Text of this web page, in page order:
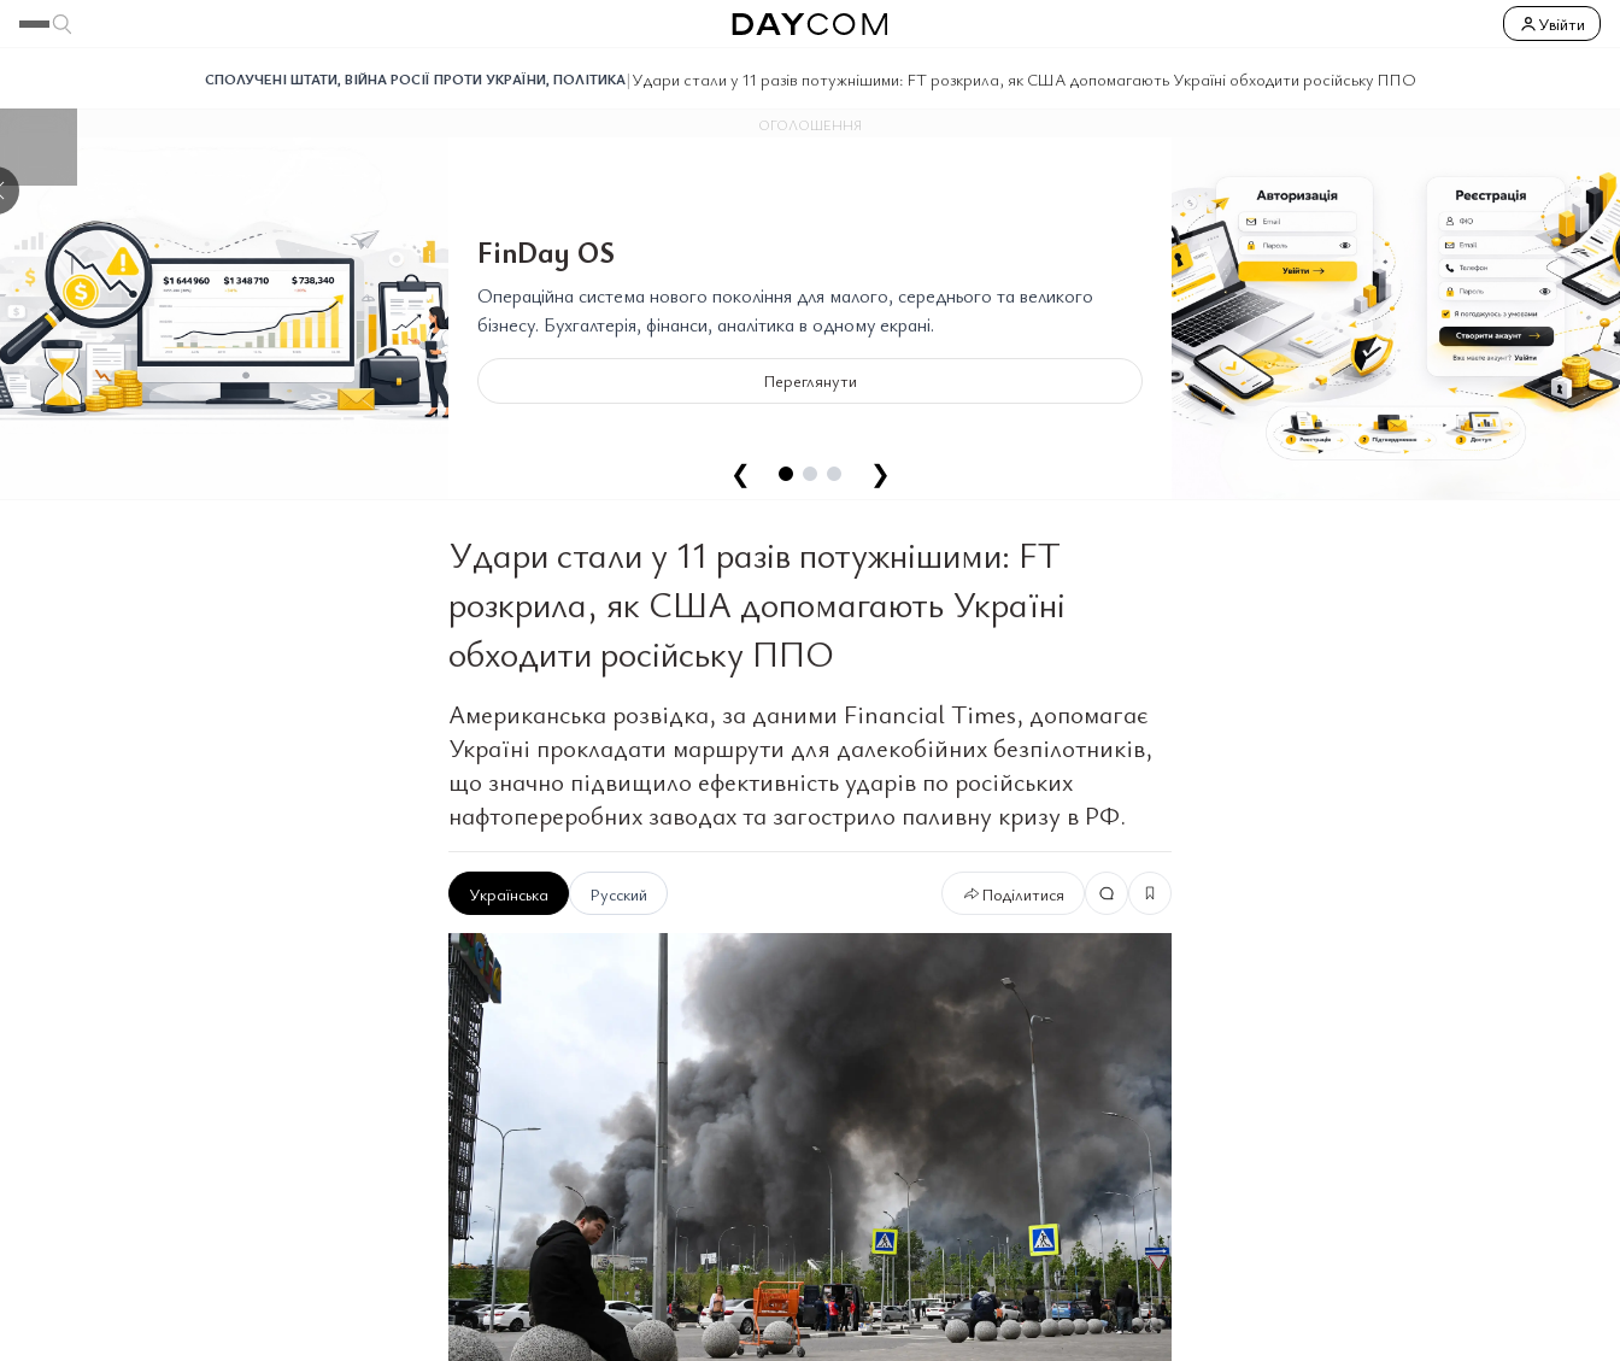
Увійти
СПОЛУЧЕНІ ШТАТИ, ВІЙНА РОСІЇ ПРОТИ УКРАЇНИ, ПОЛІТИКА|Удари стали у 11 разів потужнішими: FT розкрила, як США допомагають Україні обходити російську ППО
ОГОЛОШЕННЯ
FinDay OS
Операційна система нового покоління для малого, середнього та великого
бізнесу. Бухгалтерія, фінанси, аналітика в одному екрані.
Переглянути
❮ ❯
Удари стали у 11 разів потужнішими: FT
розкрила, як США допомагають Україні
обходити російську ППО
Американська розвідка, за даними Financial Times, допомагає
Україні прокладати маршрути для далекобійних безпілотників,
що значно підвищило ефективність ударів по російських
нафтопереробних заводах та загострило паливну кризу в РФ.
Українська Русский Поділитися